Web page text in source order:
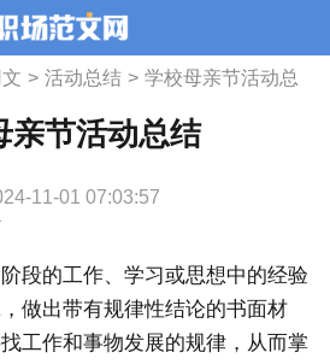
> 活动总结 > 学校母亲节活动总
亲节活动总结
11-01 07:03:57
的工作、学习或思想中的经验
做出带有规律性结论的书面材
工作和事物发展的规律，从而掌